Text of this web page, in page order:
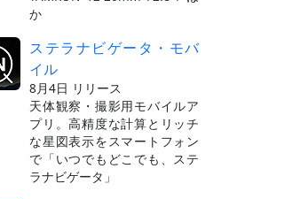
か
ステラナビゲータ・モバ
イル
8月4日 リリース
天体観察・撮影用モバイルア
プリ。高精度な計算とリッチ
な星図表示をスマートフォン
で「いつでもどこでも、ステ
ラナビゲータ」